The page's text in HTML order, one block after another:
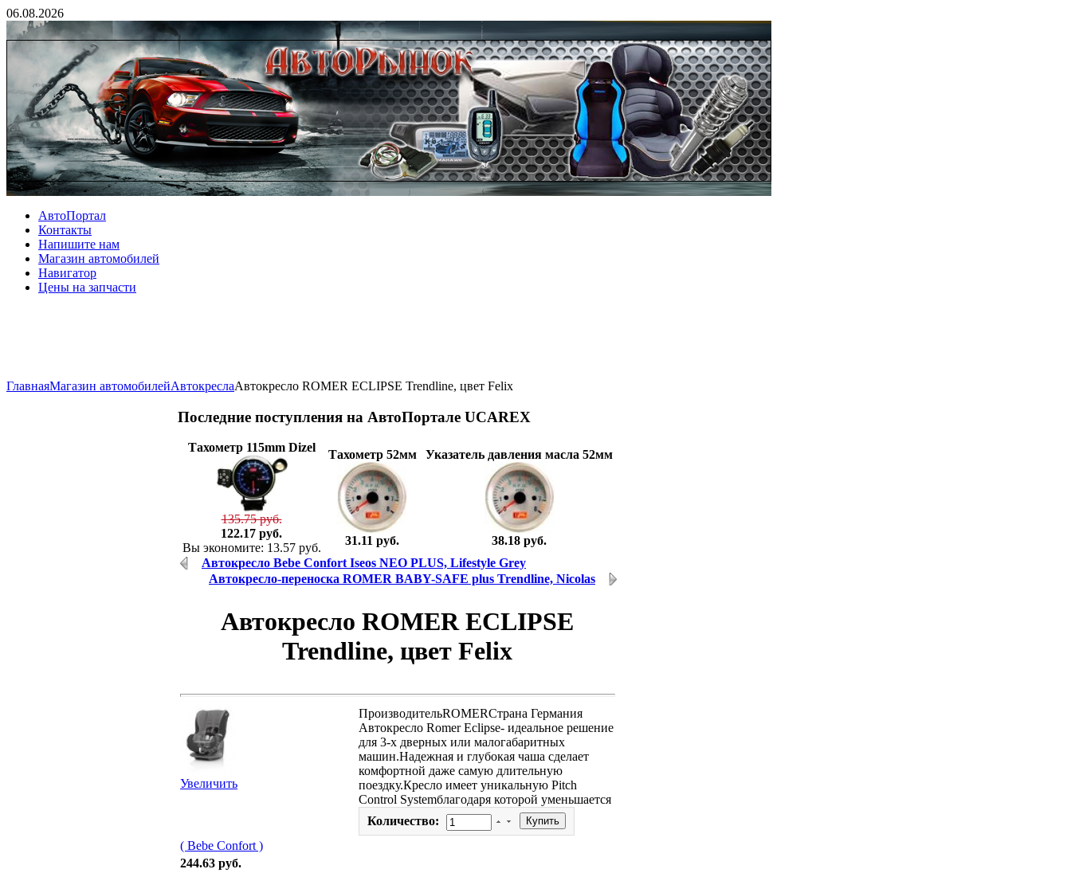
06.08.2026
АвтоПортал
Контакты
Напишите нам
Магазин автомобилей
Навигатор
Цены на запчасти
ГлавнаяМагазин автомобилейАвтокреслаАвтокресло ROMER ECLIPSE Trendline, цвет Felix
Последние поступления на АвтоПортале UCAREX
Тахометр 115mm Dizel
135.75 руб.
122.17 руб.
Вы экономите: 13.57 руб.
Тахометр 52мм
31.11 руб.
Указатель давления масла 52мм
38.18 руб.
Автокресло Bebe Confort Iseos NEO PLUS, Lifestyle Grey
Автокресло-переноска ROMER BABY-SAFE plus Trendline, Nicolas
Автокресло ROMER ECLIPSE
Trendline, цвет Felix
Увеличить
ПроизводительROMERСтрана Германия
Автокресло Romer Eclipse- идеальное решение
для 3-х дверных или малогабаритных
машин.Надежная и глубокая чаша сделает
комфортной даже самую длительную
поездку.Кресло имеет уникальную Pitch
Control Systemблагодаря которой уменьшается
Количество:
( Bebe Confort )
244.63 руб.